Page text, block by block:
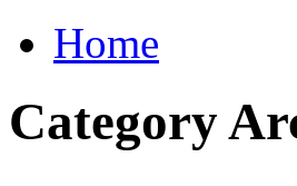
Home
Category